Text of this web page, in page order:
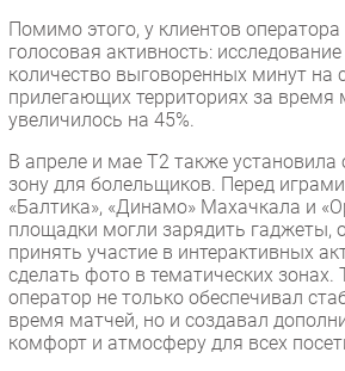
Новости
Аналитика
Интервью
Мероприятия
Проекты
IT класс
Тестовый стенд
Каталог компаний
Помимо этого, у клиентов
голосовая активность:
количество выговоренных минут на
прилегающих территориях за время
увеличилось на 45%.
В апреле и мае T2 также установила
зону для болельщиков. Перед
«Балтика», «Динамо» Махачкала и
площадки могли зарядить гаджеты,
принять участие в интерактивных
сделать фото в тематических
оператор не только обеспечивал
время матчей, но и создавал
комфорт и атмосферу для всех